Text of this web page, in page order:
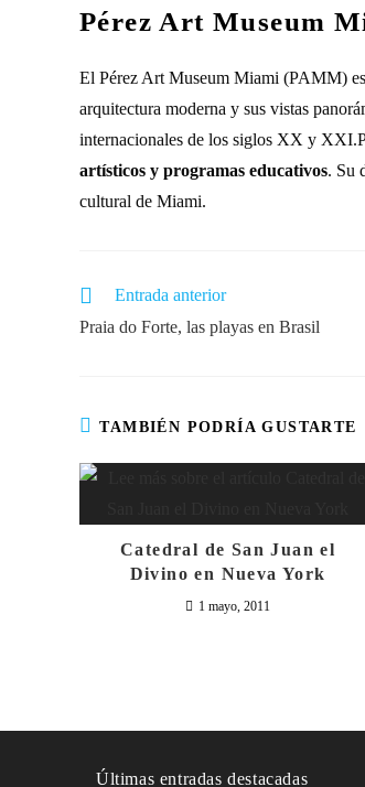
Pérez Art Museum
El Pérez Art Museum Miami (PAMM)
arquitectura moderna y sus vistas
internacionales de los siglos XX y
artísticos y programas educativos. Su
cultural de Miami.
Entrada anterior
Praia do Forte, las playas en Brasil
TAMBIÉN PODRÍA GUSTARTE
Catedral de San Juan el
Divino en Nueva York
1 mayo, 2011
Últimas entradas destacadas